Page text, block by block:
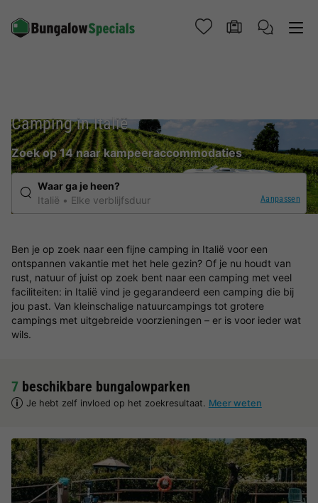
Camping in Italië
Zoek op 14 naar kampeeraccommodaties
Waar ga je heen?
Italië
Elke verblijfsduur Aanpassen
Ben je op zoek naar een fijne camping in Italië voor een
ontspannen vakantie met het hele gezin? Of je nu houdt van
rust, natuur of juist op zoek bent naar een camping met veel
faciliteiten: in Italië vind je gegarandeerd een camping die bij
jou past. Van kleinschalige natuurcampings tot grotere
campings met uitgebreide voorzieningen – er is voor ieder wat
wils.
7 beschikbare bungalowparken
Je hebt zelf invloed op het zoekresultaat. Meer weten